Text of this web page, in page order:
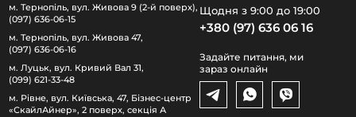
м. Тернопіль, вул. Живова 9 (2-й поверх),
(097) 636-06-15
м. Тернопіль, вул. Живова 47,
(097) 636-06-16
м. Луцьк, вул. Кривий Вал 31,
(099) 621-33-48
м. Рівне, вул. Київська, 47, Бізнес-центр
«СкайлАйнер», 2 поверх, секція А
Щодня з 9:00 до 19:00
+380 (97) 636 06 16
Задайте питання, ми
зараз онлайн